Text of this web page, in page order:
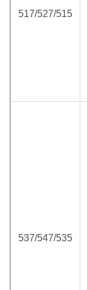
517/527/515
537/547/535